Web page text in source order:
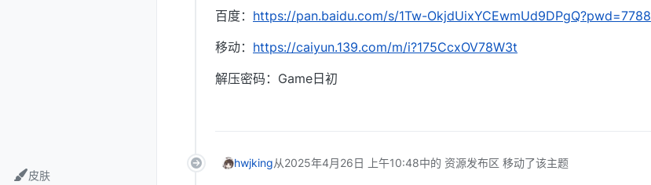
皮肤
百度： https://pan.baidu.com/s/1Tw-OkjdUixYCEwmUd9DPgQ?pwd=7788
移动： https://caiyun.139.com/m/i?175CcxOV78W3t
解压密码：Game日初
hwjking从2025年4月26日 上午10:48中的 资源发布区 移动了该主题